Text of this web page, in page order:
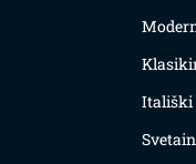
Itališki